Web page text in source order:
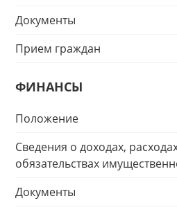
Документы
Прием граждан
ФИНАНСЫ
Положение
Сведения о доходах,
обязательствах
Документы